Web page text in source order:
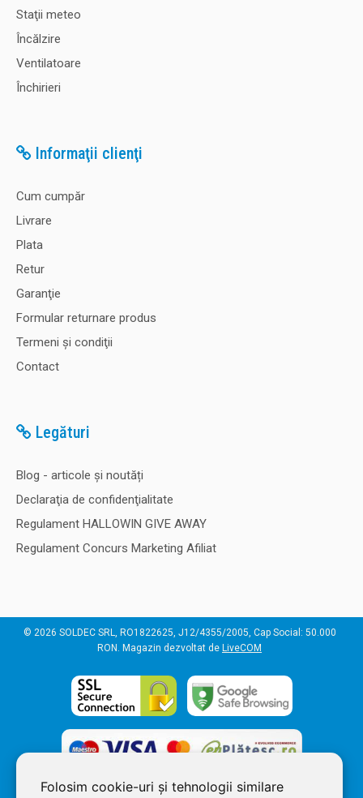
Folosim cookie-uri și tehnologii similare
Staţii meteo
Încălzire
Ventilatoare
Închirieri
Informaţii clienţi
Cum cumpăr
Livrare
Plata
Retur
Garanţie
Formular returnare produs
Termeni şi condiţii
Contact
Legături
Blog - articole și noutăți
Declaraţia de confidenţialitate
Regulament HALLOWIN GIVE AWAY
Regulament Concurs Marketing Afiliat
© 2026 SOLDEC SRL, RO1822625, J12/4355/2005, Cap Social: 50.000
RON. Magazin dezvoltat de LiveCOM